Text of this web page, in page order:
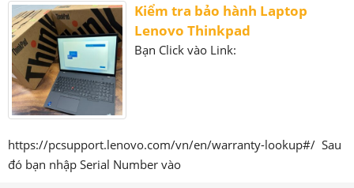
Kiểm tra bảo hành Laptop
Lenovo Thinkpad
Bạn Click vào Link:
https://pcsupport.lenovo.com/vn/en/warranty-lookup#/ Sau
đó bạn nhập Serial Number vào